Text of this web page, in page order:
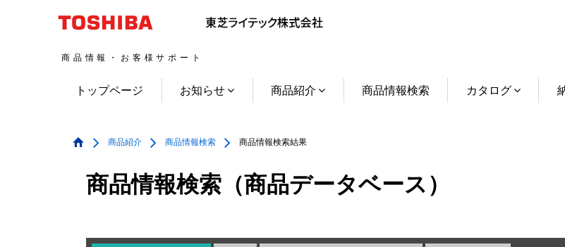
商品情報・お客様サポート
トップページ お知らせ 商品紹介 商品情報検索 カタログ
商品紹介 商品情報検索 商品情報検索結果
商品情報検索（商品データベース）